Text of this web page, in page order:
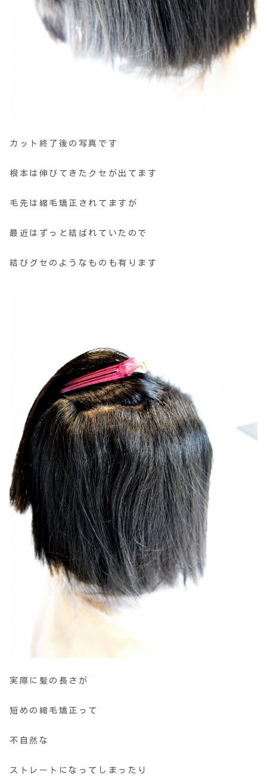
カット終了後の写真です
根本は伸びてきたクセが出てます
毛先は縮毛矯正されてますが
最近はずっと結ばれていたので
結びグセのようなものも有ります
実際に髪の長さが
短めの縮毛矯正って
不自然な
ストレートになってしまったり